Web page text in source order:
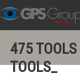
475
TOOLS_